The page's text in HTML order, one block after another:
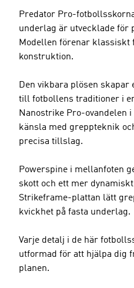
Predator Pro-
underlag är utvecklade för
Modellen förenar klassiskt
konstruktion.
Den vikbara plösen skapar
till fotbollens traditioner i
Nanostrike Pro-ovandelen
känsla med greppteknik
precisa tillslag.
Powerspine i mellanfoten
skott och ett mer
Strikeframe-plattan lätt
kvickhet på fasta underlag.
Varje detalj i de här
utformad för att hjälpa dig
planen.